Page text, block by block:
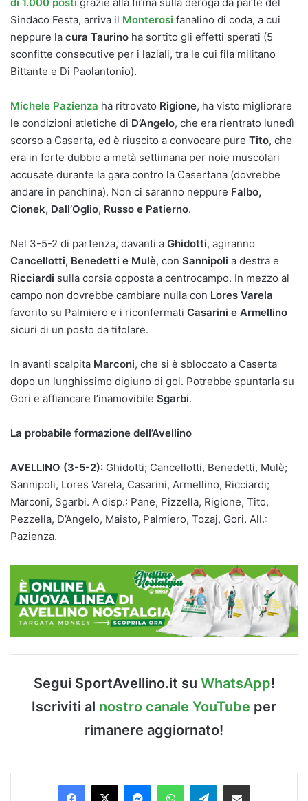
Sindaco Festa, arriva il Monterosi fanalino di coda, a cui
neppure la cura Taurino ha sortito gli effetti sperati (5
sconfitte consecutive per i laziali, tra le cui fila militano
Bittante e Di Paolantonio).
Michele Pazienza ha ritrovato Rigione, ha visto migliorare
le condizioni atletiche di D’Angelo, che era rientrato lunedì
scorso a Caserta, ed è riuscito a convocare pure Tito, che
era in forte dubbio a metà settimana per noie muscolari
accusate durante la gara contro la Casertana (dovrebbe
andare in panchina). Non ci saranno neppure Falbo,
Cionek, Dall’Oglio, Russo e Patierno.
Nel 3-5-2 di partenza, davanti a Ghidotti, agiranno
Cancellotti, Benedetti e Mulè, con Sannipoli a destra e
Ricciardi sulla corsia opposta a centrocampo. In mezzo al
campo non dovrebbe cambiare nulla con Lores Varela
favorito su Palmiero e i riconfermati Casarini e Armellino
sicuri di un posto da titolare.
In avanti scalpita Marconi, che si è sbloccato a Caserta
dopo un lunghissimo digiuno di gol. Potrebbe spuntarla su
Gori e affiancare l’inamovibile Sgarbi.
La probabile formazione dell’Avellino
AVELLINO (3-5-2): Ghidotti; Cancellotti, Benedetti, Mulè;
Sannipoli, Lores Varela, Casarini, Armellino, Ricciardi;
Marconi, Sgarbi. A disp.: Pane, Pizzella, Rigione, Tito,
Pezzella, D’Angelo, Maisto, Palmiero, Tozaj, Gori. All.:
Pazienza.
Segui SportAvellino.it su WhatsApp!
Iscriviti al nostro canale YouTube per
rimanere aggiornato!
Facebook
X MessengerWhatsAppTelegramCondividi via Email